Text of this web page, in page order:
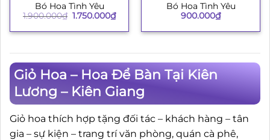
Bó Hoa Tình Yêu
1.900.000₫ Giá
là:
1.750.000₫Giá
hiện
tại
Bó Hoa Tình Yêu
900.000₫
Giỏ Hoa – Hoa Để Bàn Tại Kiên
Lương – Kiên Giang
Giỏ hoa thích hợp tặng đối tác – khách hàng – tân
gia – sự kiện – trang trí văn phòng, quán cà phê,